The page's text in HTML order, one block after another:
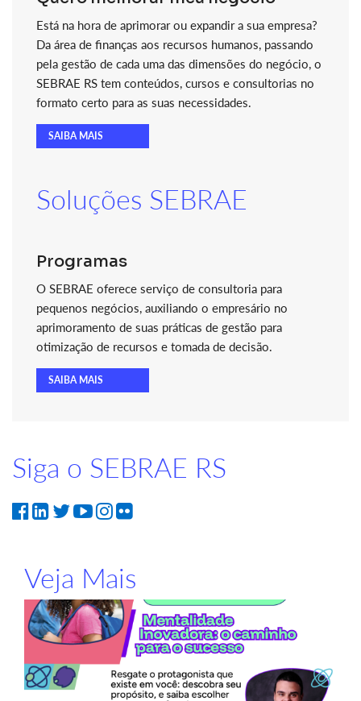
Está na hora de aprimorar ou expandir a sua empresa?
Da área de finanças aos recursos humanos, passando
pela gestão de cada uma das dimensões do negócio, o
SEBRAE RS tem conteúdos, cursos e consultorias no
formato certo para as suas necessidades.
SAIBA MAIS
Soluções SEBRAE
Programas
O SEBRAE oferece serviço de consultoria para
pequenos negócios, auxiliando o empresário no
aprimoramento de suas práticas de gestão para
otimização de recursos e tomada de decisão.
SAIBA MAIS
Siga o SEBRAE RS
Veja Mais